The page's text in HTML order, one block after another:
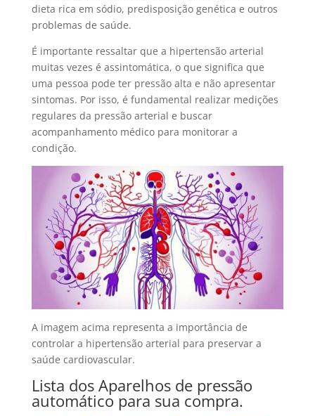
dieta rica em sódio, predisposição genética e outros
problemas de saúde.
É importante ressaltar que a hipertensão arterial
muitas vezes é assintomática, o que significa que
uma pessoa pode ter pressão alta e não apresentar
sintomas. Por isso, é fundamental realizar medições
regulares da pressão arterial e buscar
acompanhamento médico para monitorar a
condição.
A imagem acima representa a importância de
controlar a hipertensão arterial para preservar a
saúde cardiovascular.
Lista dos Aparelhos de pressão
automático para sua compra.